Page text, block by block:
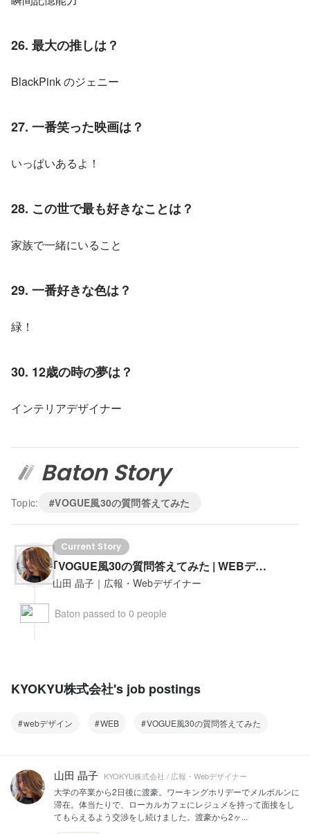
26. 最大の推しは？
BlackPink のジェニー
27. 一番笑った映画は？
いっぱいあるよ！
28. この世で最も好きなことは？
家族で一緒にいること
29. 一番好きな色は？
緑！
30. 12歳の時の夢は？
インテリアデザイナー
Baton Story
Topic: #VOGUE風30の質問答えてみた
Current Story
｢VOGUE風30の質問答えてみた | WEBデザイナー山田編」
山田 晶子｜広報・Webデザイナー
Baton passed to 0 people
KYOKYU株式会社's job postings
webデザイン WEB VOGUE風30の質問答えてみた
山田 晶子 KYOKYU株式会社 / 広報・Webデザイナー
大学の卒業から2日後に渡豪。ワーキングホリデーでメルボルンに
滞在。体当たりで、ローカルカフェにレジュメを持って面接をし
てもらえるよう交渉をし続けました。渡豪から2ヶ...